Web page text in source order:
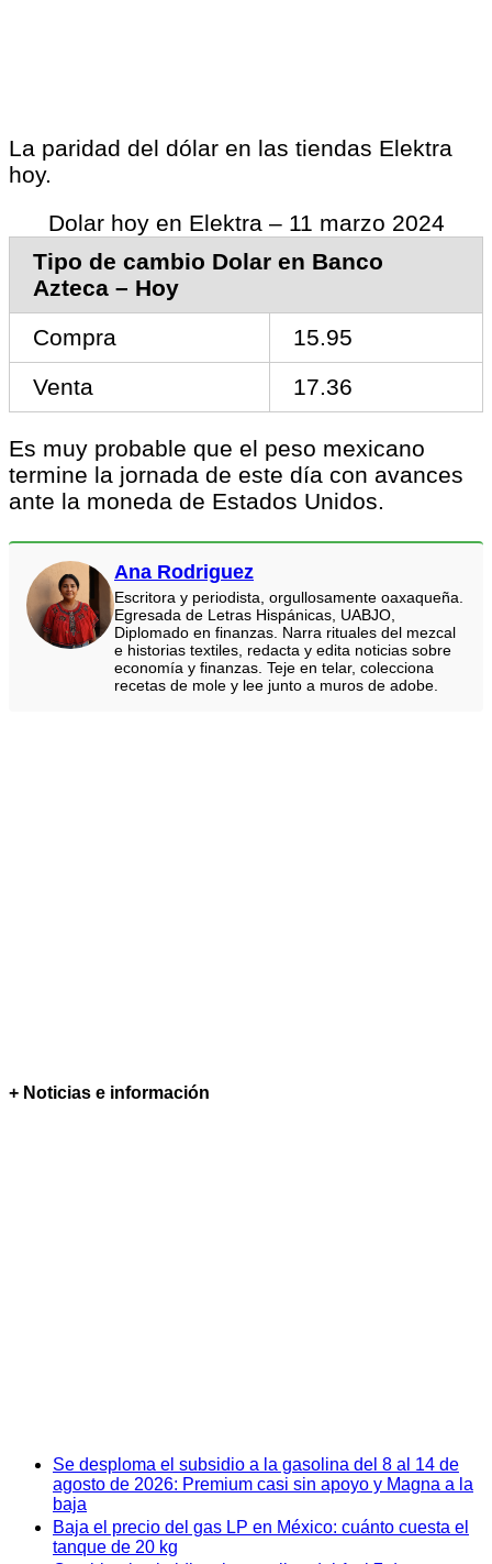
La paridad del dólar en las tiendas Elektra
hoy.
Dolar hoy en Elektra – 11 marzo 2024
Tipo de cambio Dolar en Banco
Azteca – Hoy
Compra
15.95
Venta
17.36
Es muy probable que el peso mexicano
termine la jornada de este día con avances
ante la moneda de Estados Unidos.
Ana Rodriguez
Escritora y periodista, orgullosamente oaxaqueña.
Egresada de Letras Hispánicas, UABJO,
Diplomado en finanzas. Narra rituales del mezcal
e historias textiles, redacta y edita noticias sobre
economía y finanzas. Teje en telar, colecciona
recetas de mole y lee junto a muros de adobe.
+ Noticias e información
Se desploma el subsidio a la gasolina del 8 al 14 de
agosto de 2026: Premium casi sin apoyo y Magna a la
baja
Baja el precio del gas LP en México: cuánto cuesta el
tanque de 20 kg